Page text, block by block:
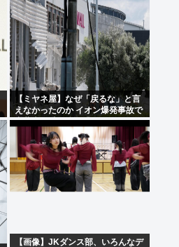
【ミヤネ屋】なぜ「戻るな」と言
えなかったのか イオン爆発事故で
斎藤幸平氏も逡巡「ボクもできな
かっただろうなあ」
【画像】JKダンス部、いろんなデ